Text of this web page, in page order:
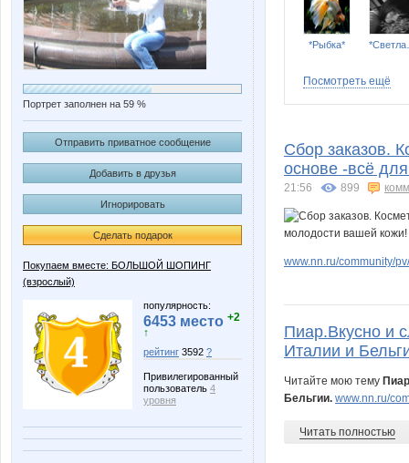
Портрет заполнен на 59 %
Отправить приватное сообщение
Добавить в друзья
Игнорировать
Сделать подарок
Покупаем вместе: БОЛЬШОЙ ШОПИНГ
(взрослый)
популярность:
6453 место +2
↑
рейтинг 3592 ?
Привилегированный
пользователь 4
уровня
*Рыбка*
Посмотреть ещё
Сбор заказов.
основе -всё
21:56 899
www.nn.ru/community/
Пиар.Вкусно и
Италии и
Читайте мою тему
Бельгии. www.nn.ru/
Читать полностью